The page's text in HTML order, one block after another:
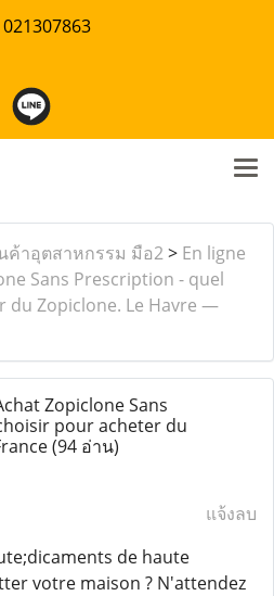
021307863
ค้าอุตสาหกรรม มือ2> En ligne
Sans Prescription - quel
du Zopiclone. Le Havre —
Zopiclone Sans
pour acheter du
(94 อ่าน)
แจ้งลบ
de haute
votre maison ? N'attendez